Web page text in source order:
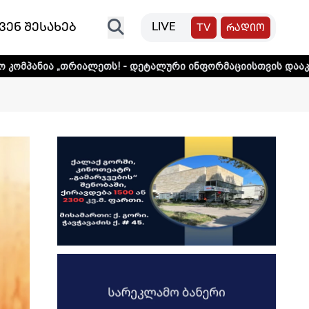
შესახებ LIVE TV რადიო
- დეტალური ინფორმაციისთვის დააკლიკეთ ლინკს